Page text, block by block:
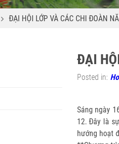
ĐẠI HỘI LỚP VÀ CÁC CHI ĐOÀN
ĐẠI
Posted in:
Sáng ngày
12. Đây là
hướng hoạt